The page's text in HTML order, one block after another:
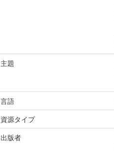
主題
言語
資源タイプ
出版者